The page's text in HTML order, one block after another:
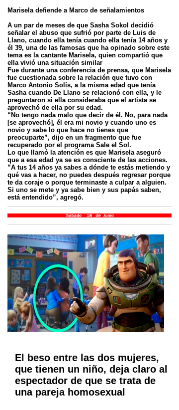
Marisela defiende a Marco de señalamientos
A un par de meses de que Sasha Sokol decidió
señalar el abuso que sufrió por parte de Luis de
Llano, cuando ella tenía cuando ella tenía 14 años y
él 39, una de las famosas que ha opinado sobre este
tema es la cantante Marisela, quien compartió que
ella vivió una situación similar
Fue durante una conferencia de prensa, que Marisela
fue cuestionada sobre la relación que tuvo con
Marco Antonio Solís, a la misma edad que tenía
Sasha cuando De Llano se relacionó con ella, y le
preguntaron si ella consideraba que el artista se
aprovechó de ella por su edad.
“No tengo nada malo que decir de él. No, para nada
[se aprovechó], él era mi novio y cuando uno es
novio y sabe lo que hace no tienes que
preocuparte”, dijo en un fragmento que fue
recuperado por el programa Sale el Sol.
Lo que llamó la atención es que Marisela aseguró
que a esa edad ya se es consciente de las acciones.
”A tus 14 años ya sabes a dónde te estás metiendo y
qué vas a hacer, no puedes después regresar porque
te da coraje o porque terminaste a culpar a alguien.
Si uno se mete y ya sabe bien y sus papás saben,
está entendido”, agregó.
El beso entre las dos mujeres,
que tienen un niño, deja claro al
espectador de que se trata de
una pareja homosexual